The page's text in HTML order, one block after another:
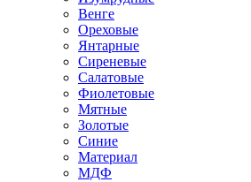
Венге
Ореховые
Янтарные
Сиреневые
Салатовые
Фиолетовые
Мятные
Золотые
Синие
Материал
МДФ